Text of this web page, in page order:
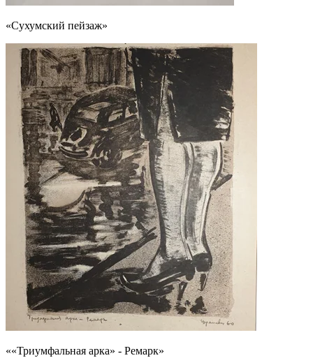
«Сухумский пейзаж»
««Триумфальная арка» - Ремарк»